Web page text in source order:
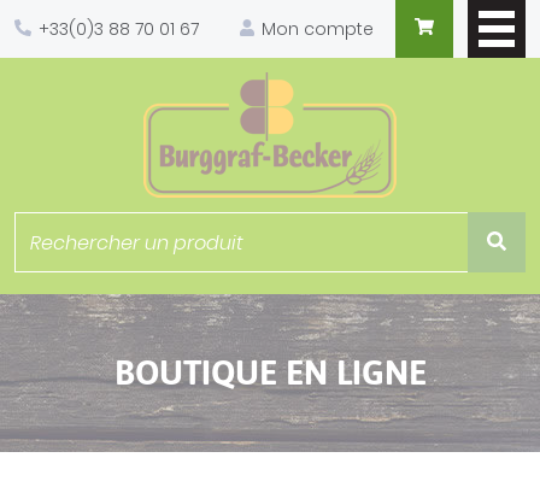
+33(0)3 88 70 01 67 Mon compte
BOUTIQUE EN LIGNE
Panneau de gestion des cookies